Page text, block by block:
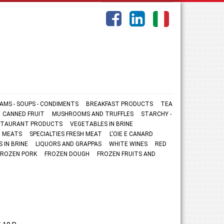
- SOUPS - CONDIMENTS BREAKFAST PRODUCTS
TEA
CANNED FRUIT
MUSHROOMS AND TRUFFLES
STARCHY -
PRODUCTS
VEGETABLES IN BRINE
MEATS
SPECIALTIES FRESH MEAT
L'OIE E CANARD
IN BRINE
LIQUORS AND GRAPPAS WHITE WINES
RED
PORK
FROZEN DOUGH FROZEN FRUITS AND